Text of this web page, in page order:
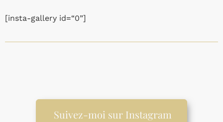
[insta-gallery id=“0”]
Suivez-moi sur Instagram